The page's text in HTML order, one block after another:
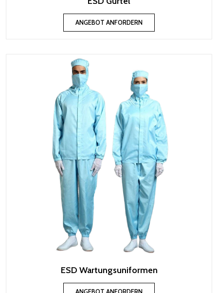
ANGEBOT ANFORDERN
ESD Wartungsuniformen
ANGEBOT ANFORDERN